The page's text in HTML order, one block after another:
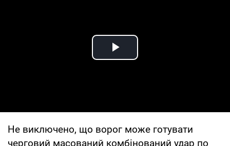
Play Video
Не виключено, що ворог може готувати
черговий масований комбінований удар по